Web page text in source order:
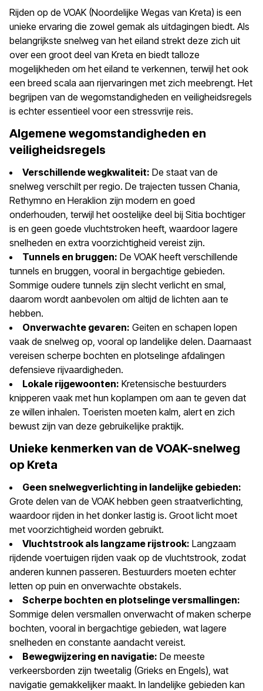
Rijden op de VOAK (Noordelijke Wegas van Kreta) is een
unieke ervaring die zowel gemak als uitdagingen biedt. Als
belangrijkste snelweg van het eiland strekt deze zich uit
over een groot deel van Kreta en biedt talloze
mogelijkheden om het eiland te verkennen, terwijl het ook
een breed scala aan rijervaringen met zich meebrengt. Het
begrijpen van de wegomstandigheden en veiligheidsregels
is echter essentieel voor een stressvrije reis.
Algemene wegomstandigheden en
veiligheidsregels
Verschillende wegkwaliteit: De staat van de
snelweg verschilt per regio. De trajecten tussen Chania,
Rethymno en Heraklion zijn modern en goed
onderhouden, terwijl het oostelijke deel bij Sitia bochtiger
is en geen goede vluchtstroken heeft, waardoor lagere
snelheden en extra voorzichtigheid vereist zijn.
Tunnels en bruggen: De VOAK heeft verschillende
tunnels en bruggen, vooral in bergachtige gebieden.
Sommige oudere tunnels zijn slecht verlicht en smal,
daarom wordt aanbevolen om altijd de lichten aan te
hebben.
Onverwachte gevaren: Geiten en schapen lopen
vaak de snelweg op, vooral op landelijke delen. Daarnaast
vereisen scherpe bochten en plotselinge afdalingen
defensieve rijvaardigheden.
Lokale rijgewoonten: Kretensische bestuurders
knipperen vaak met hun koplampen om aan te geven dat
ze willen inhalen. Toeristen moeten kalm, alert en zich
bewust zijn van deze gebruikelijke praktijk.
Unieke kenmerken van de VOAK-snelweg
op Kreta
Geen snelwegverlichting in landelijke gebieden:
Grote delen van de VOAK hebben geen straatverlichting,
waardoor rijden in het donker lastig is. Groot licht moet
met voorzichtigheid worden gebruikt.
Vluchtstrook als langzame rijstrook: Langzaam
rijdende voertuigen rijden vaak op de vluchtstrook, zodat
anderen kunnen passeren. Bestuurders moeten echter
letten op puin en onverwachte obstakels.
Scherpe bochten en plotselinge versmallingen:
Sommige delen versmallen onverwacht of maken scherpe
bochten, vooral in bergachtige gebieden, wat lagere
snelheden en constante aandacht vereist.
Bewegwijzering en navigatie: De meeste
verkeersborden zijn tweetalig (Grieks en Engels), wat
navigatie gemakkelijker maakt. In landelijke gebieden kan